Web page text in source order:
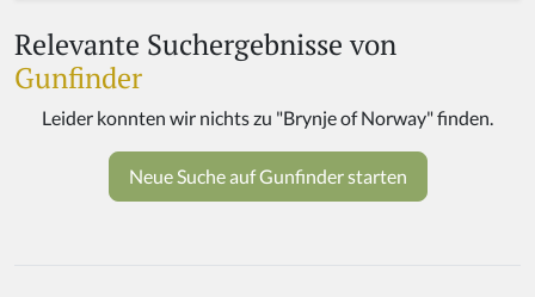
Relevante Suchergebnisse von
Gunfinder